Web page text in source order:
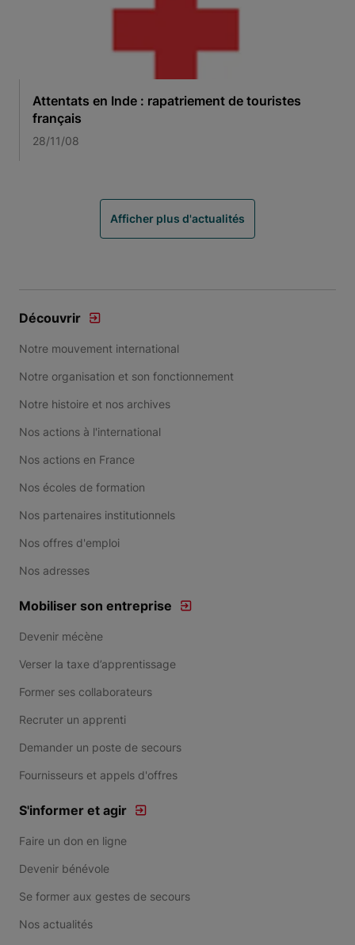
Attentats en Inde : rapatriement de touristes
français
28/11/08
Afficher plus d'actualités
Découvrir
Notre mouvement international
Notre organisation et son fonctionnement
Notre histoire et nos archives
Nos actions à l'international
Nos actions en France
Nos écoles de formation
Nos partenaires institutionnels
Nos offres d'emploi
Nos adresses
Mobiliser son entreprise
Devenir mécène
Verser la taxe d’apprentissage
Former ses collaborateurs
Recruter un apprenti
Demander un poste de secours
Fournisseurs et appels d'offres
S'informer et agir
Faire un don en ligne
Devenir bénévole
Se former aux gestes de secours
Nos actualités